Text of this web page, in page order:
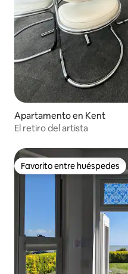
Apartamento en Kent
El retiro del artista
Favorito entre huéspedes
Favorito entre huéspedes